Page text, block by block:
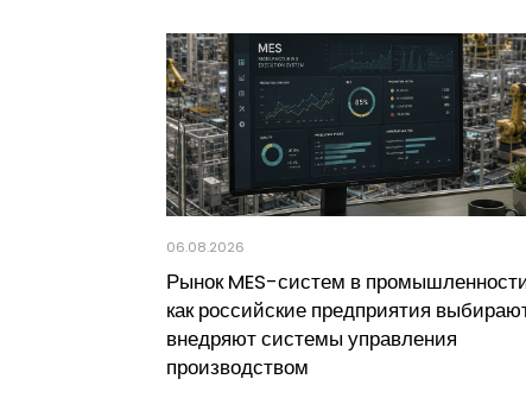
06.08.2026
Рынок MES-систем в
как российские предприятия
внедряют системы управления
производством